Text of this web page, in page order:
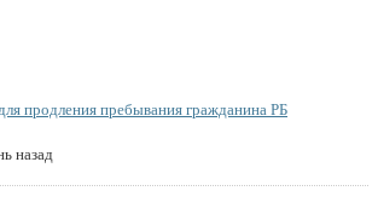
продления пребывания гражданина РБ
назад